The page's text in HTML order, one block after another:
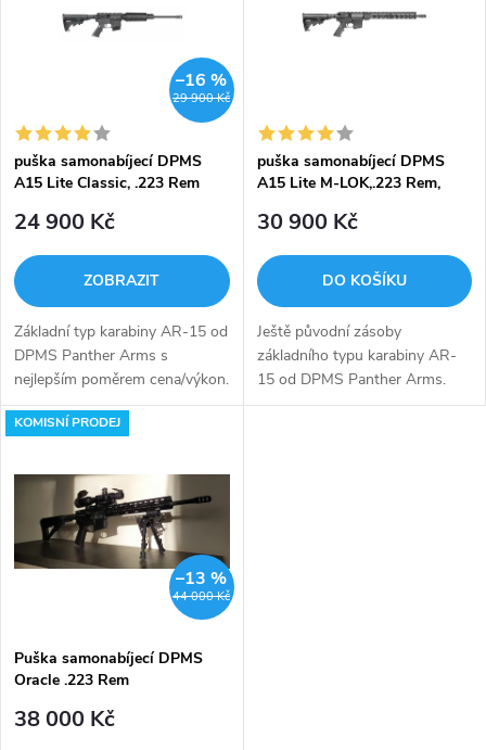
í
p
r
o
d
u
k
ů
Abecedně
s
p
r
o
d
u
k
t
ů
29 900 Kč
–16 %
puška samonabíjecí DPMS
A15 Lite Classic, .223 Rem
24 900 Kč
ZOBRAZIT
Základní typ karabiny AR-15 od
DPMS Panther Arms s
nejlepším poměrem cena/výkon.
Vyrobeno dle specifikace MIL-
SPEC, lehká hlaveň 16,75" se
Stoupání...
puška samonabíjecí DPMS
A15 Lite M-LOK,.223 Rem,
30 900 Kč
DO KOŠÍKU
Ještě původní zásoby
základního typu karabiny AR-
15 od DPMS Panther Arms.
Vyrobeno dle specifikace MIL-
KOMISNÍ PRODEJ
44 000 Kč
–13 %
Puška samonabíjecí DPMS
Oracle .223 Rem
38 000 Kč